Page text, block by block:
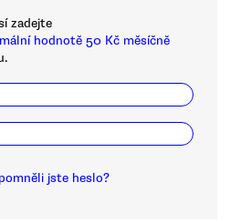
zadejte
hodnotě 50 Kč měsíčně
jste heslo?